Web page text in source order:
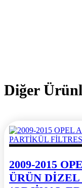
Diğer
2009-2015
ÜRÜN